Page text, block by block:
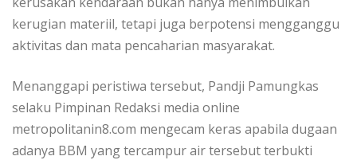
kerugian materiil, tetapi juga berpotensi mengganggu
aktivitas dan mata pencaharian masyarakat.
Menanggapi peristiwa tersebut, Pandji Pamungkas
selaku Pimpinan Redaksi media online
metropolitanin8.com mengecam keras apabila dugaan
adanya BBM yang tercampur air tersebut terbukti